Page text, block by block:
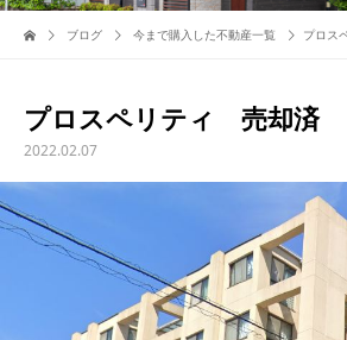
ブログ 今まで購入した不動産一覧 プロス
プロスペリティ 売却済
2022.02.07